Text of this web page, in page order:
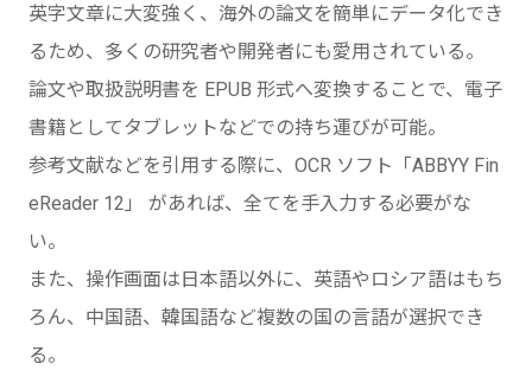
英字文章に大変強く、海外の論文を簡単にデータ化でき
るため、多くの研究者や開発者にも愛用されている。
論文や取扱説明書を EPUB 形式へ変換することで、電子
書籍としてタブレットなどでの持ち運びが可能。
参考文献などを引用する際に、OCR ソフト「ABBYY Fin
eReader 12」 があれば、全てを手入力する必要がな
い。
また、操作画面は日本語以外に、英語やロシア語はもち
ろん、中国語、韓国語など複数の国の言語が選択でき
る。